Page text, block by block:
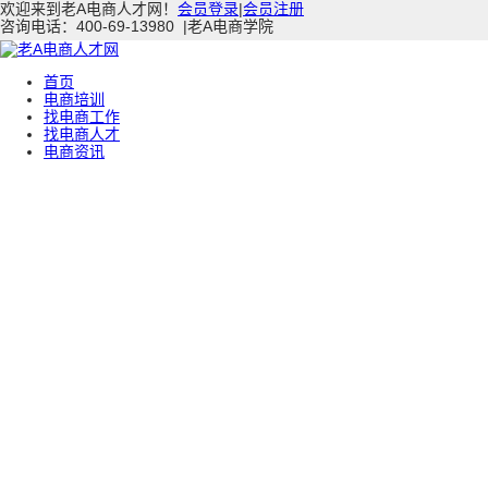
欢迎来到老A电商人才网！ 会员登录|会员注册
咨询电话：400-69-13980 |老A电商学院
首页
电商培训
找电商工作
找电商人才
电商资讯